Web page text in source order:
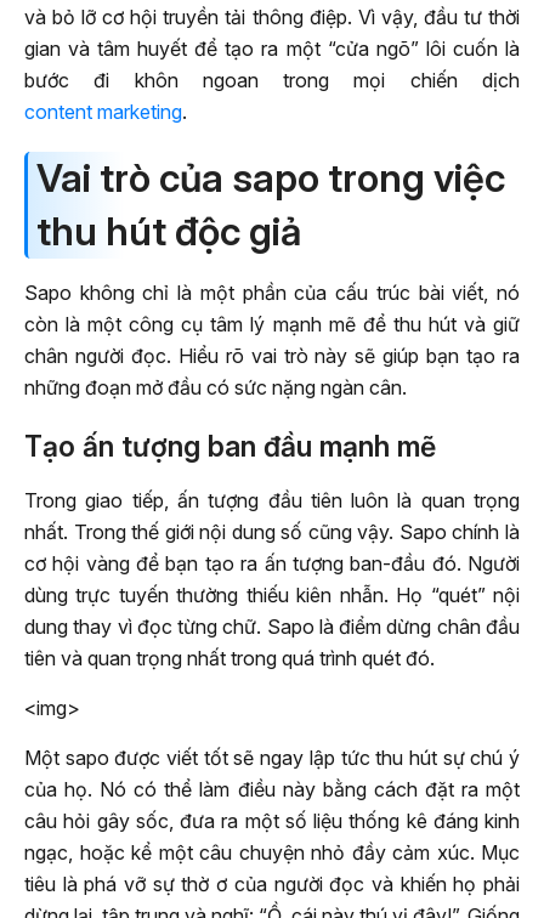
và bỏ lỡ cơ hội truyền tải thông điệp. Vì vậy, đầu tư thời
gian và tâm huyết để tạo ra một “cửa ngõ” lôi cuốn là
bước đi khôn ngoan trong mọi chiến dịch
content marketing.
Vai trò của sapo trong việc
thu hút độc giả
Sapo không chỉ là một phần của cấu trúc bài viết, nó
còn là một công cụ tâm lý mạnh mẽ để thu hút và giữ
chân người đọc. Hiểu rõ vai trò này sẽ giúp bạn tạo ra
những đoạn mở đầu có sức nặng ngàn cân.
Tạo ấn tượng ban đầu mạnh mẽ
Trong giao tiếp, ấn tượng đầu tiên luôn là quan trọng
nhất. Trong thế giới nội dung số cũng vậy. Sapo chính là
cơ hội vàng để bạn tạo ra ấn tượng ban-đầu đó. Người
dùng trực tuyến thường thiếu kiên nhẫn. Họ “quét” nội
dung thay vì đọc từng chữ. Sapo là điểm dừng chân đầu
tiên và quan trọng nhất trong quá trình quét đó.
<img>
Một sapo được viết tốt sẽ ngay lập tức thu hút sự chú ý
của họ. Nó có thể làm điều này bằng cách đặt ra một
câu hỏi gây sốc, đưa ra một số liệu thống kê đáng kinh
ngạc, hoặc kể một câu chuyện nhỏ đầy cảm xúc. Mục
tiêu là phá vỡ sự thờ ơ của người đọc và khiến họ phải